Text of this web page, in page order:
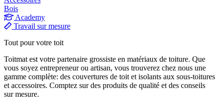
Bois
Academy
Travail sur mesure
Tout pour votre toit
Toitmat est votre partenaire grossiste en matériaux de toiture. Que
vous soyez entrepreneur ou artisan, vous trouverez chez nous une
gamme complète: des couvertures de toit et isolants aux sous-toitures
et accessoires. Comptez sur des produits de qualité et des conseils
sur mesure.